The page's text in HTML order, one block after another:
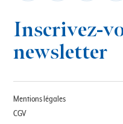
Inscrivez-
newsletter
Mentions légales
CGV